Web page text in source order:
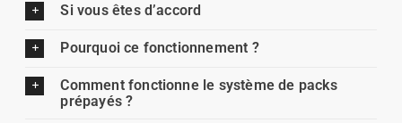
Si vous êtes d’accord
Pourquoi ce fonctionnement ?
Comment fonctionne le système de packs
prépayés ?